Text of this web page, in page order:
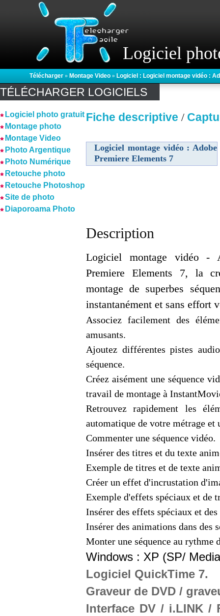
Logiciel
Télécharger » Montage Video » Logiciel : Logiciel montage vidéo :
TÉLÉCHARGER LOGICIELS
Logiciel photo gratuit
Montage photo
Montage Video
Photo Argentique
Photo Numérique
Retouche photo
Retouche Photoshop
Site de photo
Diaporoama Photo
Fiche descriptive /
Logiciel montage vidéo : Adobe
Premiere Elements 7
Description
Logiciel montage vidéo -
Premiere Elements 7, la
montage de superbes
instantanément et sans effort
Associez facilement des
amusants.
Ajoutez différentes pistes
séquence.
Créez aisément une séquence
travail de montage à
Retrouvez rapidement les
automatique de votre métrage
Commenter une séquence vidéo.
Insérer des titres et du texte
Exemple de titres et de texte
Créer un effet d'incrustation
Exemple d'effets spéciaux et de
Insérer des effets spéciaux et
Insérer des animations dans des
Monter une séquence au rythme
Windows : XP (SP/
Logiciel QuickTime 7.
Graveur de DVD /
Interface DV / i.LINK /